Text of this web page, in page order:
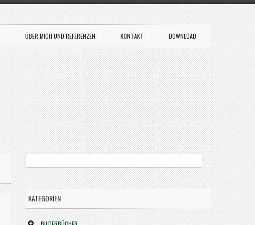
ÜBER MICH UND REFERENZEN KONTAKT DOWNLOAD
KATEGORIEN